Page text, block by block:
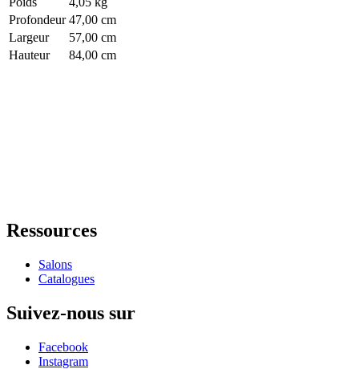
Profondeur 47,00 cm
Largeur
57,00 cm
Hauteur
84,00 cm
Ressources
Salons
Catalogues
Suivez-nous sur
Facebook
Instagram